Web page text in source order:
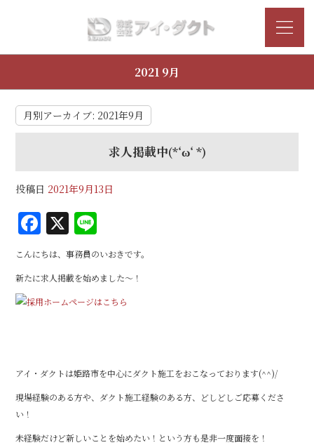
2021 9月
月別アーカイブ: 2021年9月
求人掲載中(*‘ω‘ *)
投稿日 2021年9月13日
F
a
c
e
b
k
X
n
e
こんにちは、事務員のいおきです。
新たに求人掲載を始めました～！
アイ・ダクトは姫路市を中心にダクト施工をおこなっております(^^)/
現場経験のある方や、ダクト施工経験のある方、どしどしご応募くださ
い！
未経験だけど新しいことを始めたい！という方も是非一度面接を！